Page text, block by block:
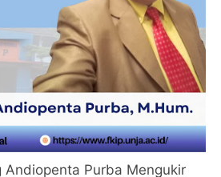
Andiopenta Purba Mengukir